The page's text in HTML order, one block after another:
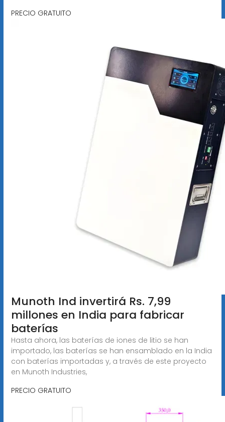
PRECIO GRATUITO
Munoth Ind invertirá Rs. 7,99
millones en India para fabricar
baterías
Hasta ahora, las baterías de iones de litio se han
importado, las baterías se han ensamblado en la India
con baterías importadas y, a través de este proyecto
en Munoth Industries,
PRECIO GRATUITO